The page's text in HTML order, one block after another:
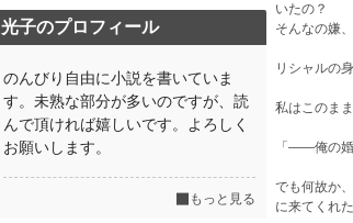
いたの？
そんなの嫌
リシャルの
私はこのま
「――俺の
でも何故か
に来てくれた
光子のプロフィール
のんびり自由に小説を書いていま
す。未熟な部分が多いのですが、読
んで頂ければ嬉しいです。よろしく
お願いします。
もっと見る